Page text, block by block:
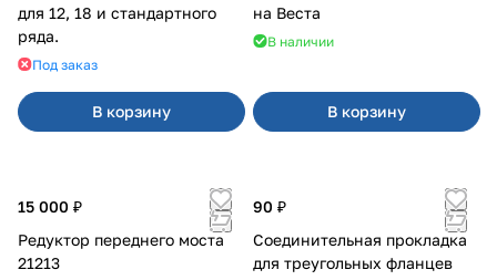
для 12, 18 и стандартного
ряда.
Под заказ
В корзину
на Веста
В наличии
В корзину
15 000 ₽
Редуктор переднего моста
21213
90 ₽
Соединительная прокладка
для треугольных фланцев